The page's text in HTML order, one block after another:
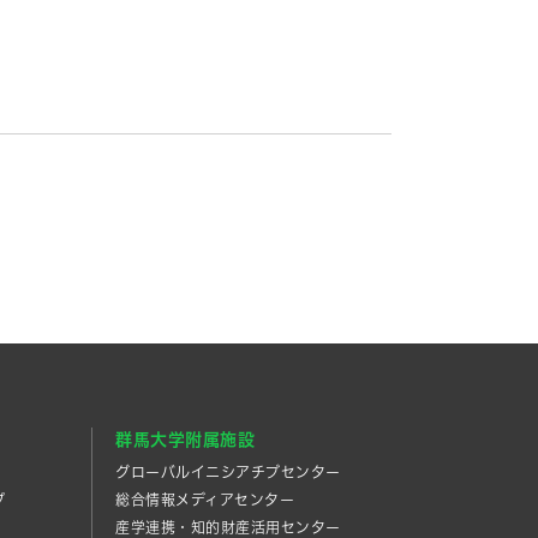
群馬大学附属施設
グローバルイニシアチブセンター
総合情報メディアセンター
産学連携・知的財産活⽤センター